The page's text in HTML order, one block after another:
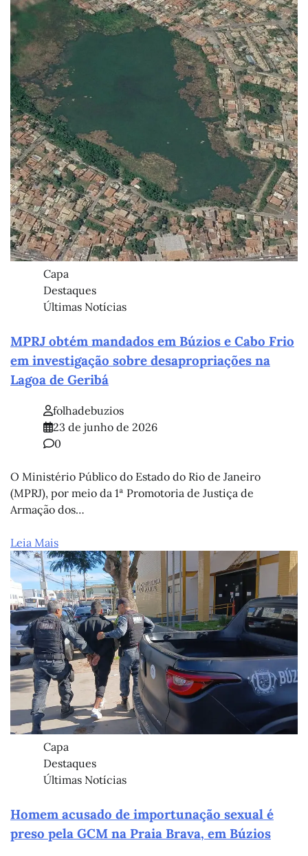
Capa
Destaques
Últimas Notícias
MPRJ obtém mandados em Búzios e Cabo Frio
em investigação sobre desapropriações na
Lagoa de Geribá
folhadebuzios
23 de junho de 2026
0
O Ministério Público do Estado do Rio de Janeiro
(MPRJ), por meio da 1ª Promotoria de Justiça de
Armação dos…
Leia Mais
Capa
Destaques
Últimas Notícias
Homem acusado de importunação sexual é
preso pela GCM na Praia Brava, em Búzios